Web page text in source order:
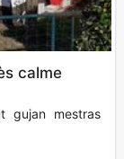
calme
gujan mestras